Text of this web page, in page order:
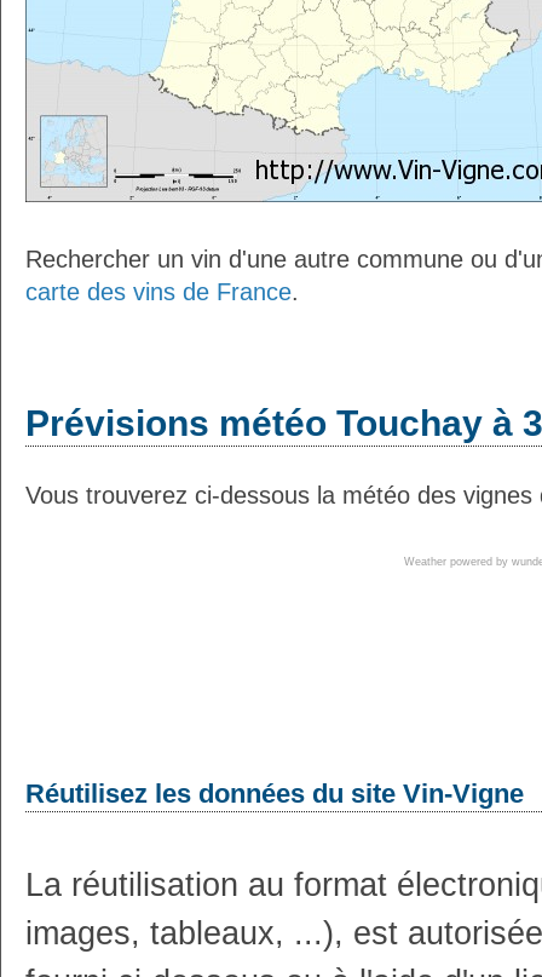
Rechercher un vin d'une autre commune ou
carte des vins de France.
Prévisions météo Touchay à
Vous trouverez ci-dessous la météo des vignes
Weather powered by
Réutilisez les données du site Vin-Vigne
La réutilisation au format
images, tableaux, ...), est